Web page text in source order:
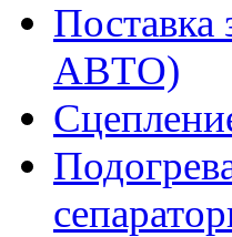
АВТО)